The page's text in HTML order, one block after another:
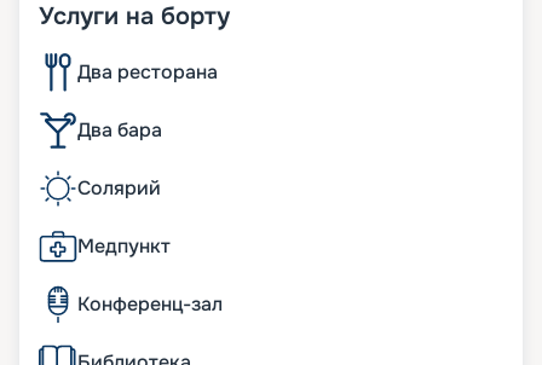
Услуги на борту
Два ресторана
Два бара
Солярий
Медпункт
Конференц-зал